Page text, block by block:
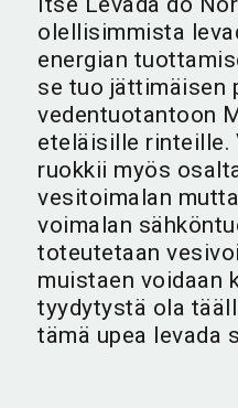
olellisimmista
energian
se tuo jättimäisen
vedentuotantoon
eteläisille rinteille.
ruokkii myös
vesitoimalan
voimalan
toteutetaan
muistaen voidaan
tyydytystä ola
tämä upea levada